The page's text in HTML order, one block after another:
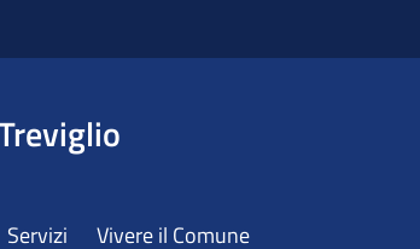
Servizi Vivere il Comune